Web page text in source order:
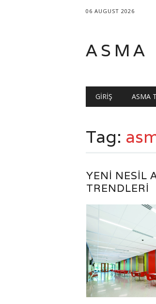
06 AUGUST 2026
ASMA
Main
GIRIŞ ASMA
Tag:
YENI NESIL
TRENDLERI